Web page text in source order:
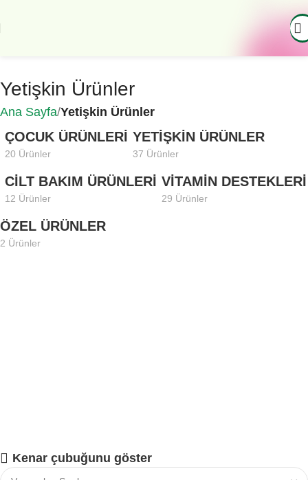
Yetişkin Ürünler
Ana Sayfa Yetişkin Ürünler
ÇOCUK ÜRÜNLERI
20 Ürünler
YETIŞKIN ÜRÜNLER
37 Ürünler
CILT BAKIM ÜRÜNLERI
12 Ürünler
VITAMIN DESTEKLERI
29 Ürünler
ÖZEL ÜRÜNLER
2 Ürünler
Kenar çubuğunu göster